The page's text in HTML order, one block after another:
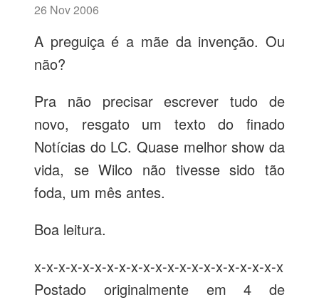
26 Nov 2006
A preguiça é a mãe da invenção. Ou
não?
Pra não precisar escrever tudo de
novo, resgato um texto do finado
Notícias do LC. Quase melhor show da
vida, se Wilco não tivesse sido tão
foda, um mês antes.
Boa leitura.
x-x-x-x-x-x-x-x-x-x-x-x-x-x-x-x-x-x-x-x-x
Postado originalmente em 4 de